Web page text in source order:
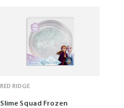
RED RIDGE
Slime Squad Frozen